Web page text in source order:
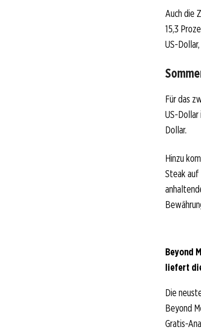
Auch die
15,3
US-
Für das
US-
Dollar.
Hinzu
Steak auf
Beyond
liefert
Die
Beyond
Gratis-